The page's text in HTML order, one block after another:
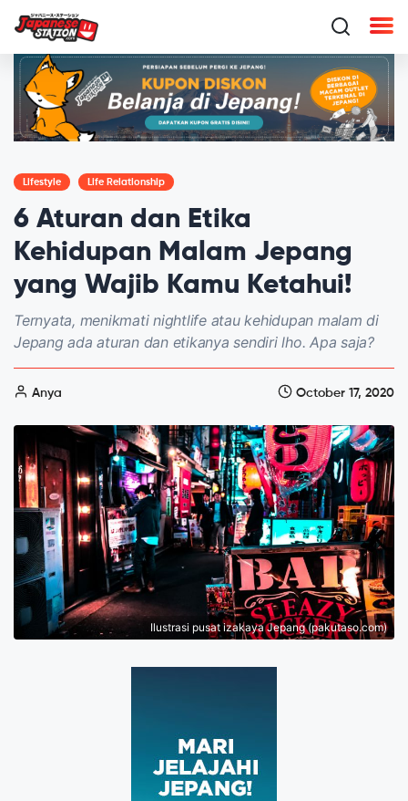
Lifestyle Life Relationship
6 Aturan dan Etika
Kehidupan Malam Jepang
yang Wajib Kamu Ketahui!
Ternyata, menikmati nightlife atau kehidupan malam di
Jepang ada aturan dan etikanya sendiri lho. Apa saja?
Anya October 17, 2020
Ilustrasi pusat izakaya Jepang (pakutaso.com)